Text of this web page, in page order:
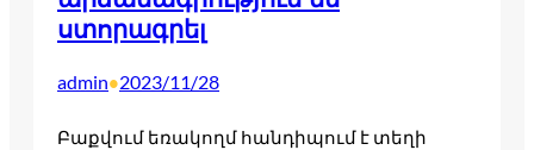
ստորագրել
admin•2023/11/28
Բաքվում եռակողմ հանդիպում է տեղի